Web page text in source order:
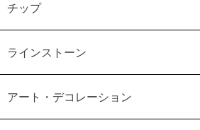
チップ
ラインストーン
アート・デコレーション